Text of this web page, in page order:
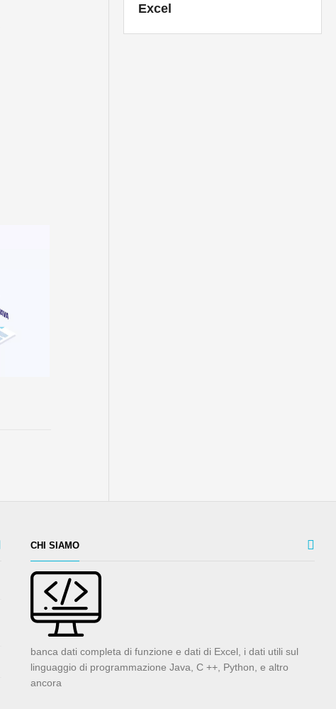
Excel
CHI SIAMO
banca dati completa di funzione e dati di Excel, i dati utili sul
linguaggio di programmazione Java, C ++, Python, e altro
ancora